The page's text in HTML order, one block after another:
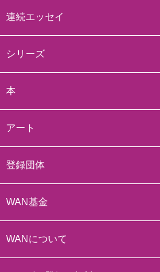
連続エッセイ
シリーズ
本
アート
登録団体
WAN基金
WANについて